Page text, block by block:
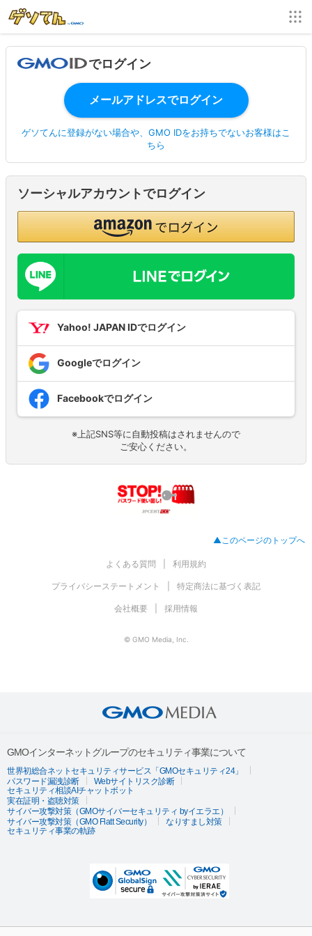
でログイン
ゲソてんに登録がない場合や、GMO IDをお持ちでないお客様はこ
ちら
ソーシャルアカウントでログイン
Yahoo! JAPAN IDでログイン
Googleでログイン
Facebookでログイン
※上記SNS等に自動投稿はされませんので
ご安心ください。
▲このページのトップへ
よくある質問 利用規約
プライバシーステートメント 特定商法に基づく表記
会社概要 採用情報
© GMO Media, Inc.
GMOインターネットグループのセキュリティ事業について
世界初総合ネットセキュリティサービス「GMOセキュリティ24」
パスワード漏洩診断
Webサイトリスク診断
セキュリティ相談AIチャットボット
実在証明・盗聴対策
サイバー攻撃対策（GMOサイバーセキュリティ byイエラエ）
サイバー攻撃対策（GMO Flatt Security）
なりすまし対策
セキュリティ事業の軌跡